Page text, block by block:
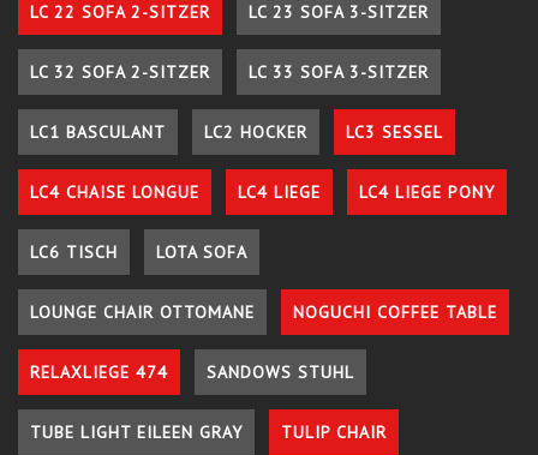
LC 22 SOFA 2-SITZER LC 23 SOFA 3-SITZER
LC 32 SOFA 2-SITZER LC 33 SOFA 3-SITZER
LC1 BASCULANT LC2 HOCKER LC3 SESSEL
LC4 CHAISE LONGUE LC4 LIEGE LC4 LIEGE PONY
LC6 TISCH LOTA SOFA
LOUNGE CHAIR OTTOMANE NOGUCHI COFFEE TABLE
RELAXLIEGE 474 SANDOWS STUHL
TUBE LIGHT EILEEN GRAY TULIP CHAIR